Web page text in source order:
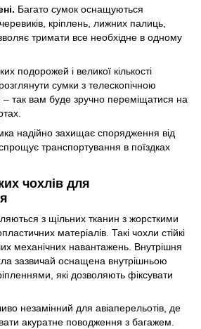
Багато сумок оснащуються
кріплень, лижних палиць,
тримати все необхідне в одному
подорожей і великої кількості
сумки з телескопічною
– так вам буде зручно переміщатися на
надійно захищає спорядження від
транспортування в поїздках
чохлів для
з щільних тканин з жорсткими
матеріалів. Такі чохли стійкі
механічних навантажень. Внутрішня
зазвичай оснащена внутрішньою
які дозволяють фіксувати
незамінний для авіаперельотів, де
акуратне поводження з багажем.